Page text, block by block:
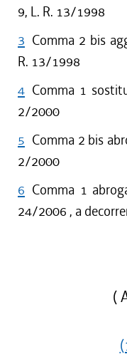
9, L. R. 13/1998
3 Comma 2 bis
R. 13/1998
4 Comma 1
2/2000
5 Comma 2 bis
2/2000
6 Comma 1
24/2006 , a
(